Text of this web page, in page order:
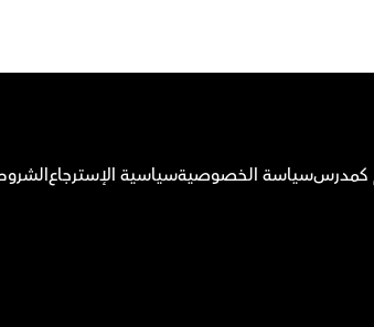
أوركاس
كمدرسسياسة الخصوصيةسياسية الإسترجاع